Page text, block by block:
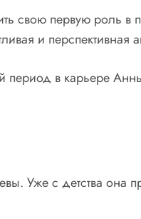
свою первую роль
и перспективная
в карьере
Уже с детства она